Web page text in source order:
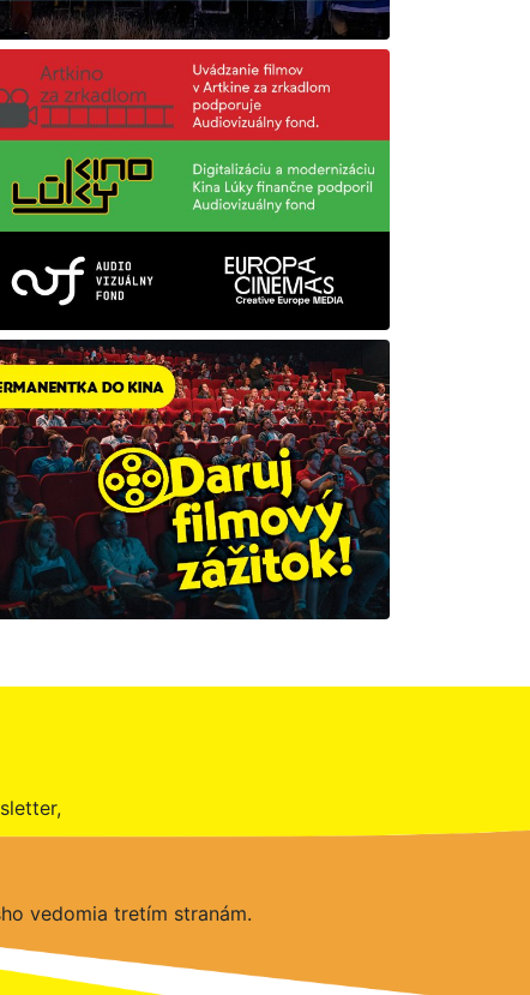
vedomia tretím stranám.